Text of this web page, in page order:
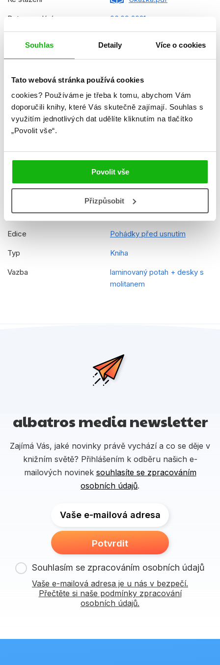
Souhlas Detaily Více o cookies
Tato webová stránka používá cookies
cookies? Používáme je třeba k tomu, abychom Vám
doporučili knihy, které Vás skutečně zajímají. Souhlas s
využitím jednotlivých dat udělíte kliknutím na tlačítko
„Povolit vše“.
Povolit vše
Přizpůsobit
Datum vydání 06.09.2021
Hmotnost 0,42 kg
Jazyk čeština
Řady Disney - Medvídek Pú
Původní název
Winnie the Pooh My First
Petra Vichrová
Věk od 6
Edice Pohádky před usnutím
Typ Kniha
Vazba
laminovaný potah + desky s
molitanem
albatros media newsletter
Zajímá Vás, jaké novinky právě vychází a co se děje v
knižním světě? Přihlášením k odběru našich e-
mailových novinek souhlasíte se zpracováním
osobních údajů.
Vaše e-mailová adresa
Potvrdit
Souhlasím se zpracováním osobních údajů
Vaše e-mailová adresa je u nás v bezpečí.
Přečtěte si naše podmínky zpracování
osobních údajů.